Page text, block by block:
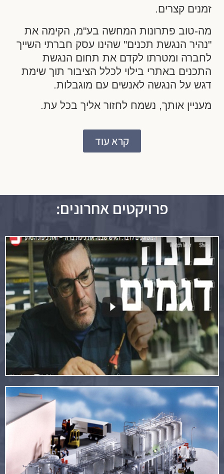
זמנים קצרים.
מה-טוב פתרונות המחשה בע"מ, הקימה את
"נהיר הנגשת תכנים" שהינו עסק חברתי השייך
לחברה ומטרתו לקדם את תחום הנגשת
התכנים באתרי בילוי לכלל הציבור תוך שימת
דגש על הנגשה לאנשים עם מוגבלות.
מעניין אותך, נשמח לחזור אליך בכל עת.
קרא עוד
פרויקטים אחרונים:
כתבה מאתר כלכליסט
קרא עוד
דגמים לתעשייה
קרא עוד